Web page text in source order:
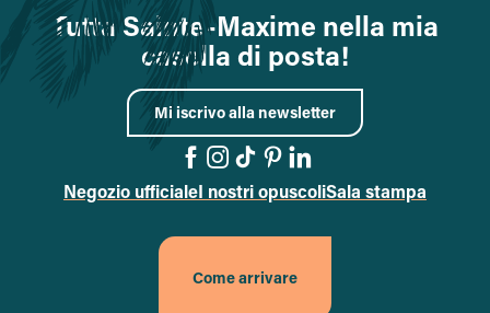
Tutta Sainte-Maxime nella mia
casella di posta!
Mi iscrivo alla newsletter
Vai alla pagina Facebook
Vai alla pagina
Vai alla pagina TikTok
Vai alla pagina
Accedi alla
Negozio ufficialeI nostri opuscoliSala stampa
Come arrivare